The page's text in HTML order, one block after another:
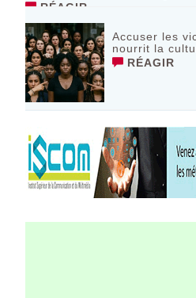
RÉAGIR
Accuser les
nourrit la
RÉAGIR